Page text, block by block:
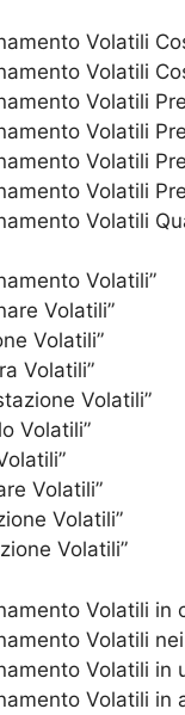
Volatili
Volatili
Volatili
Volatili
Volatili
Volatili
Volatili
Volatili”
Volatili”
Volatili”
Volatili”
Volatili”
Volatili”
Volatili”
Volatili”
Volatili”
Volatili in
Volatili
Volatili in
Volatili in